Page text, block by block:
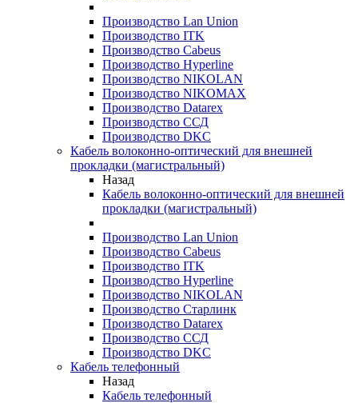
Производство Lan Union
Производство ITK
Производство Cabeus
Производство Hyperline
Производство NIKOLAN
Производство NIKOMAX
Производство Datarex
Производство ССД
Производство DKC
Кабель волоконно-оптический для внешней
прокладки (магистральный)
Назад
Кабель волоконно-оптический для внешней
прокладки (магистральный)
Производство Lan Union
Производство Cabeus
Производство ITK
Производство Hyperline
Производство NIKOLAN
Производство Старлинк
Производство Datarex
Производство ССД
Производство DKC
Кабель телефонный
Назад
Кабель телефонный